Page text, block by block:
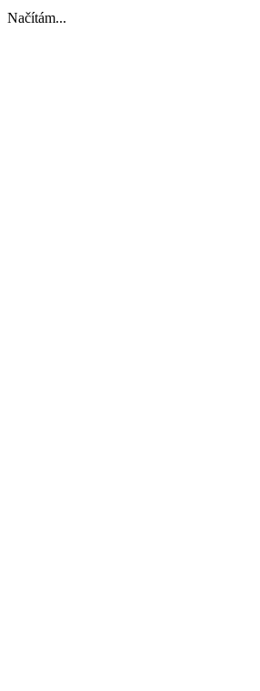
Načítám...